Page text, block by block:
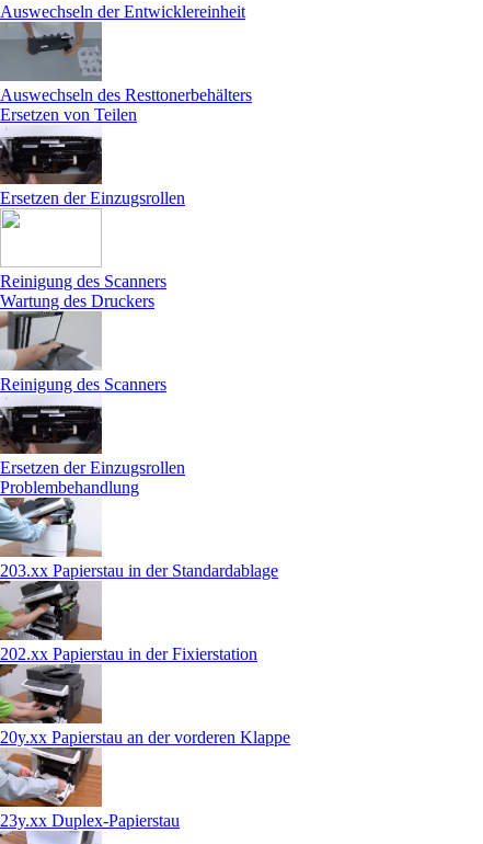
Auswechseln der Entwicklereinheit
Auswechseln des Resttonerbehälters
Ersetzen von Teilen
Ersetzen der Einzugsrollen
Reinigung des Scanners
Wartung des Druckers
Reinigung des Scanners
Ersetzen der Einzugsrollen
Problembehandlung
203.xx Papierstau in der Standardablage
202.xx Papierstau in der Fixierstation
20y.xx Papierstau an der vorderen Klappe
23y.xx Duplex-Papierstau